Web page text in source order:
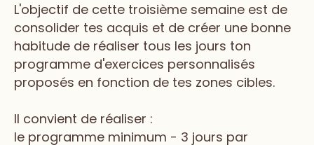
L'objectif de cette troisième semaine est de
consolider tes acquis et de créer une bonne
habitude de réaliser tous les jours ton
programme d'exercices personnalisés
proposés en fonction de tes zones cibles.
Il convient de réaliser :
le programme minimum - 3 jours par